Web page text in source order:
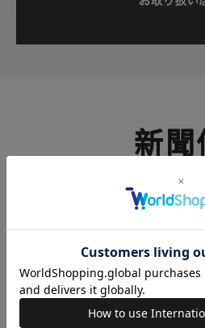
新聞
獲取最新信息，銷售